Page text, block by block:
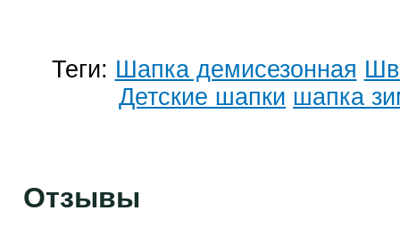
Теги: Шапка демисезонная
Детские шапки шапка
Отзывы